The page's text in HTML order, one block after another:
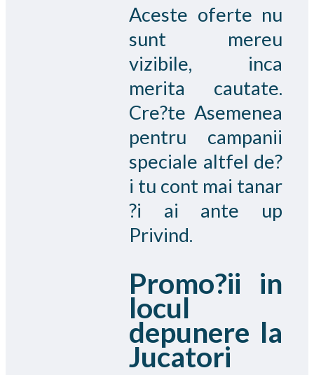
Aceste oferte nu
sunt mereu
vizibile, inca
merita cautate.
Cre?te Asemenea
pentru campanii
speciale altfel de?
i tu cont mai tanar
?i ai ante up
Privind.
Promo?ii in
locul
depunere la
Jucatori